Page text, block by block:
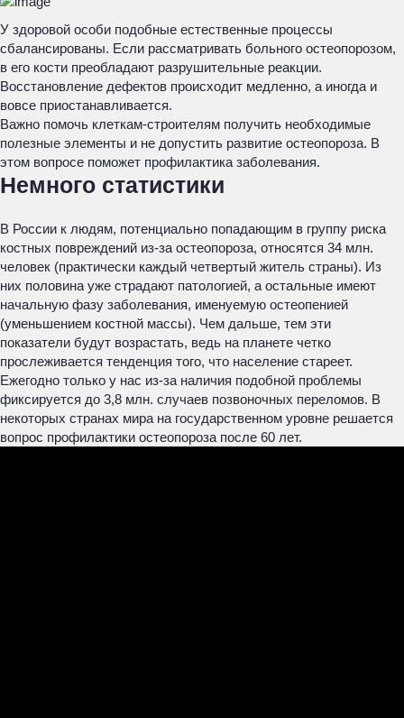
У здоровой особи подобные естественные процессы
сбалансированы. Если рассматривать больного остеопорозом,
в его кости преобладают разрушительные реакции.
Восстановление дефектов происходит медленно, а иногда и
вовсе приостанавливается.
Важно помочь клеткам-строителям получить необходимые
полезные элементы и не допустить развитие остеопороза. В
этом вопросе поможет профилактика заболевания.
Немного статистики
В России к людям, потенциально попадающим в группу риска
костных повреждений из-за остеопороза, относятся 34 млн.
человек (практически каждый четвертый житель страны). Из
них половина уже страдают патологией, а остальные имеют
начальную фазу заболевания, именуемую остеопенией
(уменьшением костной массы). Чем дальше, тем эти
показатели будут возрастать, ведь на планете четко
прослеживается тенденция того, что население стареет.
Ежегодно только у нас из-за наличия подобной проблемы
фиксируется до 3,8 млн. случаев позвоночных переломов. В
некоторых странах мира на государственном уровне решается
вопрос профилактики остеопороза после 60 лет.